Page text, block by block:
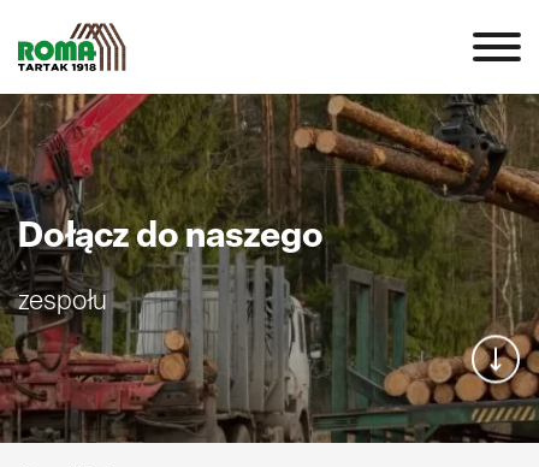
Dołącz do naszego
zespołu